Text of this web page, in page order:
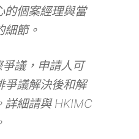
的個案經理與當
細節。
議，申請人可
爭議解決後和解
詳細請與 HKIMC